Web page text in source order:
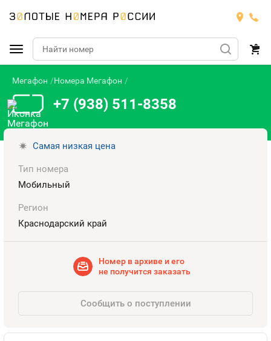
Подобрать номер
МТС
МТС
Номера
Билайн
БИЛАЙН
Номера
Мегафон
МЕГАФОН
Тарифы
Йота
Мегафон Номера Мегафон
+7 (938) 511-8358
Самая низкая цена
Тип номера
Мобильный
Регион
Краснодарский край
Номер в архиве и его
не получится заказать
Сообщить о поступлении